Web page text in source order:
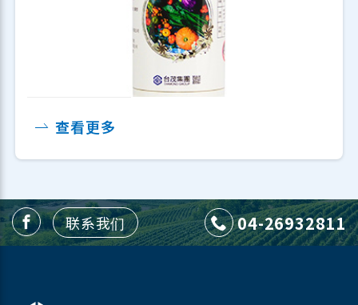
植医硅(待上架)
钙速喜(待上架)
查看更多
联系我们 04-26932811